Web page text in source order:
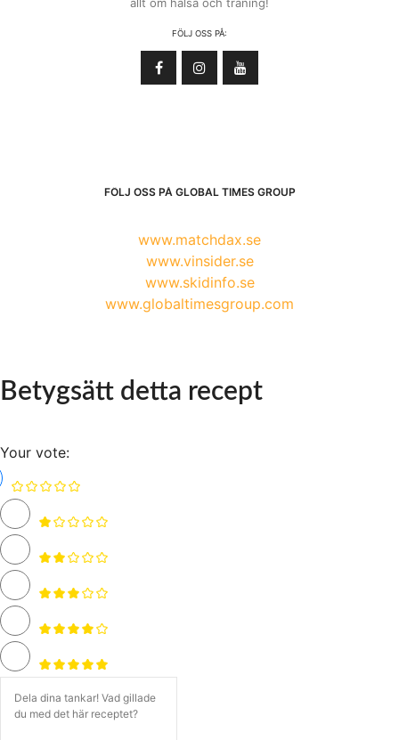
allt om hälsa och träning!
FÖLJ OSS PÅ:
FÖLJ OSS PÅ GLOBAL TIMES GROUP
www.matchdax.se
www.vinsider.se
www.skidinfo.se
www.globaltimesgroup.com
Betygsätt detta recept
Your vote: